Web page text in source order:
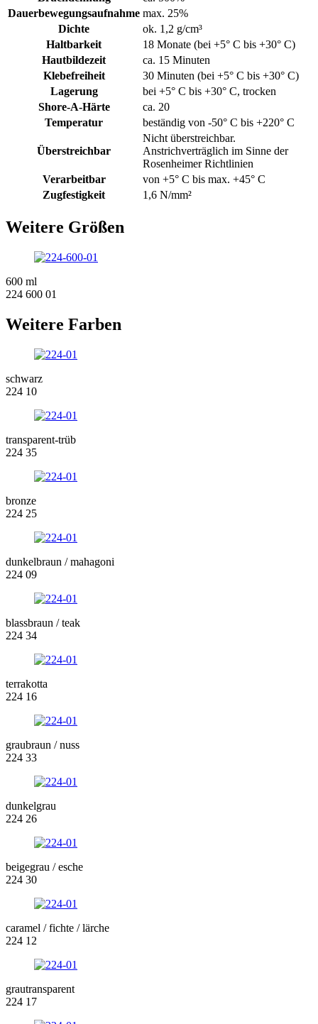
Dauerbewegungsaufnahme max. 25%
Dichte
ok. 1,2 g/cm³
Haltbarkeit
18 Monate (bei +5° C bis +30° C)
Hautbildezeit
ca. 15 Minuten
Klebefreiheit
30 Minuten (bei +5° C bis +30° C)
Lagerung
bei +5° C bis +30° C, trocken
Shore-A-Härte
ca. 20
Temperatur
beständig von -50° C bis +220° C
Überstreichbar
Nicht überstreichbar.
Anstrichverträglich im Sinne der
Rosenheimer Richtlinien
Verarbeitbar
von +5° C bis max. +45° C
Zugfestigkeit
1,6 N/mm²
Weitere Größen
600 ml
224 600 01
Weitere Farben
schwarz
224 10
transparent-trüb
224 35
bronze
224 25
dunkelbraun / mahagoni
224 09
blassbraun / teak
224 34
terrakotta
224 16
graubraun / nuss
224 33
dunkelgrau
224 26
beigegrau / esche
224 30
caramel / fichte / lärche
224 12
grautransparent
224 17